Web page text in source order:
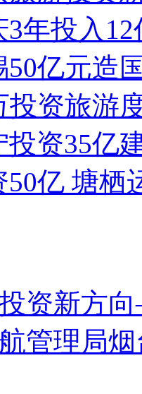
3年投入
50亿元造
投资旅游
投资35亿
50亿 塘栖
资新方
管理局